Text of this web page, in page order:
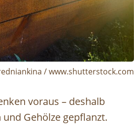
/ www.shutterstock.com
voraus – deshalb
Gehölze gepflanzt.